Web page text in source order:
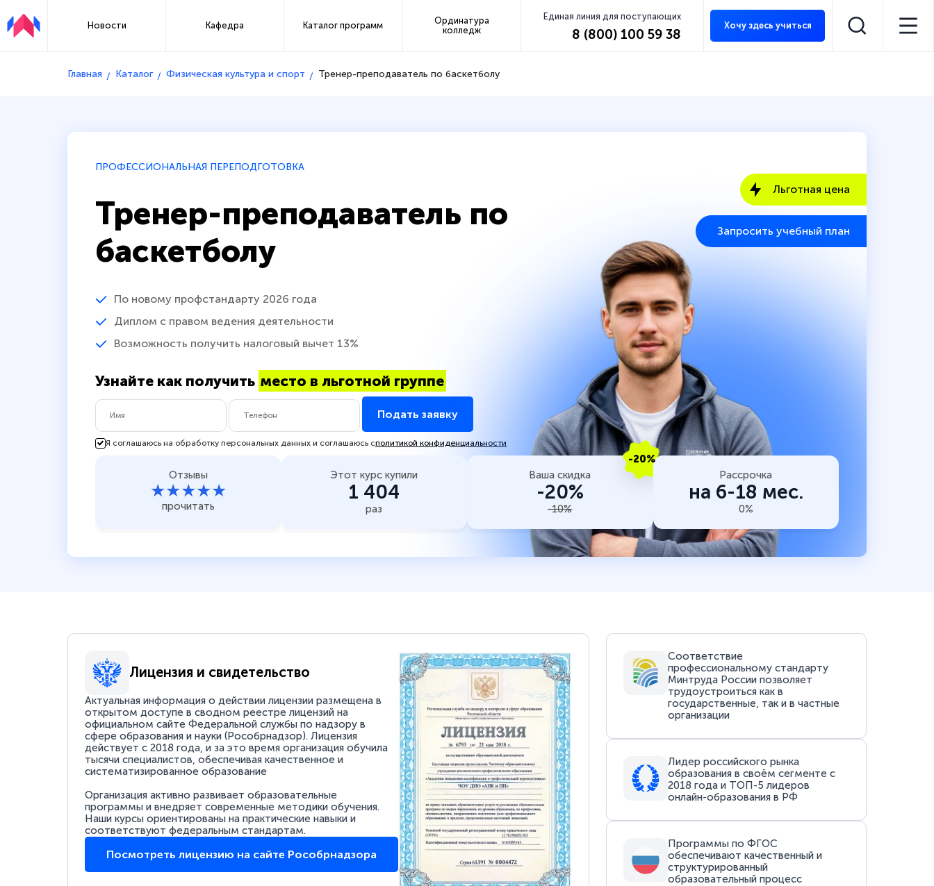
Новости Кафедра Каталог программ
Ординатура
колледж
Единая линия для поступающих
8 (800) 100 59 38
Хочу здесь учиться
Главная Каталог Физическая культура и спорт Тренер-преподаватель по баскетболу
ПРОФЕССИОНАЛЬНАЯ ПЕРЕПОДГОТОВКА
Тренер-преподаватель по
баскетболу
По новому профстандарту 2026 года
Диплом с правом ведения деятельности
Возможность получить налоговый вычет 13%
Узнайте как получить место в льготной группе
Подать заявку
Я соглашаюсь на обработку персональных данных и соглашаюсь сполитикой конфиденциальности
Льготная цена
Запросить учебный план
Отзывы
★★★★★
прочитать
Этот курс купили
1 404
раз
-20%
Ваша скидка
-20%
-10%
Рассрочка
на 6-18 мес.
0%
Лицензия и свидетельство
Актуальная информация о действии лицензии размещена в
открытом доступе в сводном реестре лицензий на
официальном сайте Федеральной службы по надзору в
сфере образования и науки (Рособрнадзор). Лицензия
действует с 2018 года, и за это время организация обучила
тысячи специалистов, обеспечивая качественное и
систематизированное образование
Организация активно развивает образовательные
программы и внедряет современные методики обучения.
Наши курсы ориентированы на практические навыки и
соответствуют федеральным стандартам.
Посмотреть лицензию на сайте Рособрнадзора
Соответствие
профессиональному стандарту
Минтруда России позволяет
трудоустроиться как в
государственные, так и в частные
организации
Лидер российского рынка
образования в своём сегменте с
2018 года и ТОП-5 лидеров
онлайн-образования в РФ
Программы по ФГОС
обеспечивают качественный и
структурированный
образовательный процесс